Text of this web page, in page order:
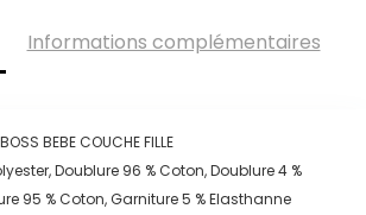
Informations complémentaires
BEBE COUCHE FILLE
Doublure 96 % Coton, Doublure 4 %
95 % Coton, Garniture 5 % Elasthanne